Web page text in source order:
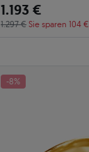
1.193 €
1.297 € Sie sparen 104 €
-8%